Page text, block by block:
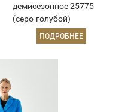
демисезонное 25775
(серо-голубой)
ПОДРОБНЕЕ